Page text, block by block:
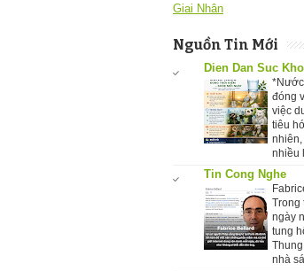
Giai Nhân
Nguồn Tin Mới
Dien Dan Suc
đóng
việc
tiêu
nhiều
Tin Cong Nghe
Trong
ngày
tung
nhà